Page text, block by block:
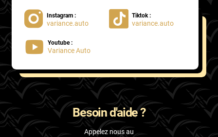
Instagram :
variance.auto
Tiktok :
variance.auto
Youtube :
Variance Auto
Besoin d'aide ?
Appelez nous au